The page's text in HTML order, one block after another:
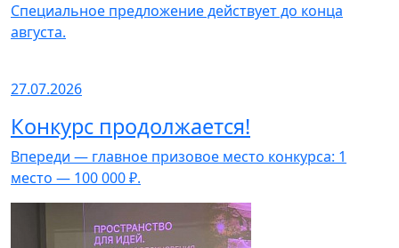
Специальное предложение действует до конца
августа.
27.07.2026
Конкурс продолжается!
Впереди — главное призовое место конкурса: 1
место — 100 000 ₽.